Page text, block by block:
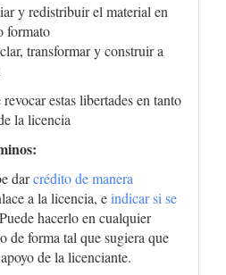
y redistribuir el material en
formato
transformar y construir a
estas libertades en tanto
la licencia
darcrédito de manera
a la licencia, eindicar si se
hacerlo en cualquier
de forma tal que sugiera que
de la licenciante.